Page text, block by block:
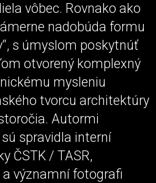
vôbec. Rovnako ako
nadobúda formu
s úmyslom poskytnúť
otvorený komplexný
mysleniu
tvorcu architektúry
Autormi
spravidla interní
ČSTK / TASR,
a významní fotografi